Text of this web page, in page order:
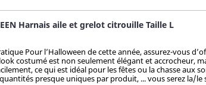
Harnais aile et grelot citrouille Taille L
Pour l’Halloween de cette année, assurez-vous
costumé est non seulement élégant et accrocheur,
ce qui est idéal pour les fêtes ou la chasse
presque uniques par produit, ... vous serez la/